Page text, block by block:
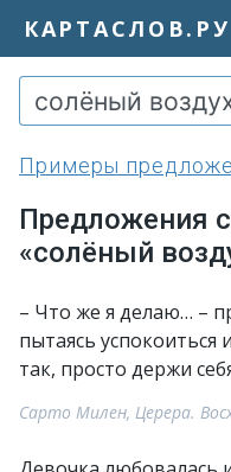
КАРТАСЛОВ.РУ
примеры
Предложения
«солёный
– Что же я делаю… –
пытаясь успокоиться
так, просто держи
Сарто Милен, Церера.